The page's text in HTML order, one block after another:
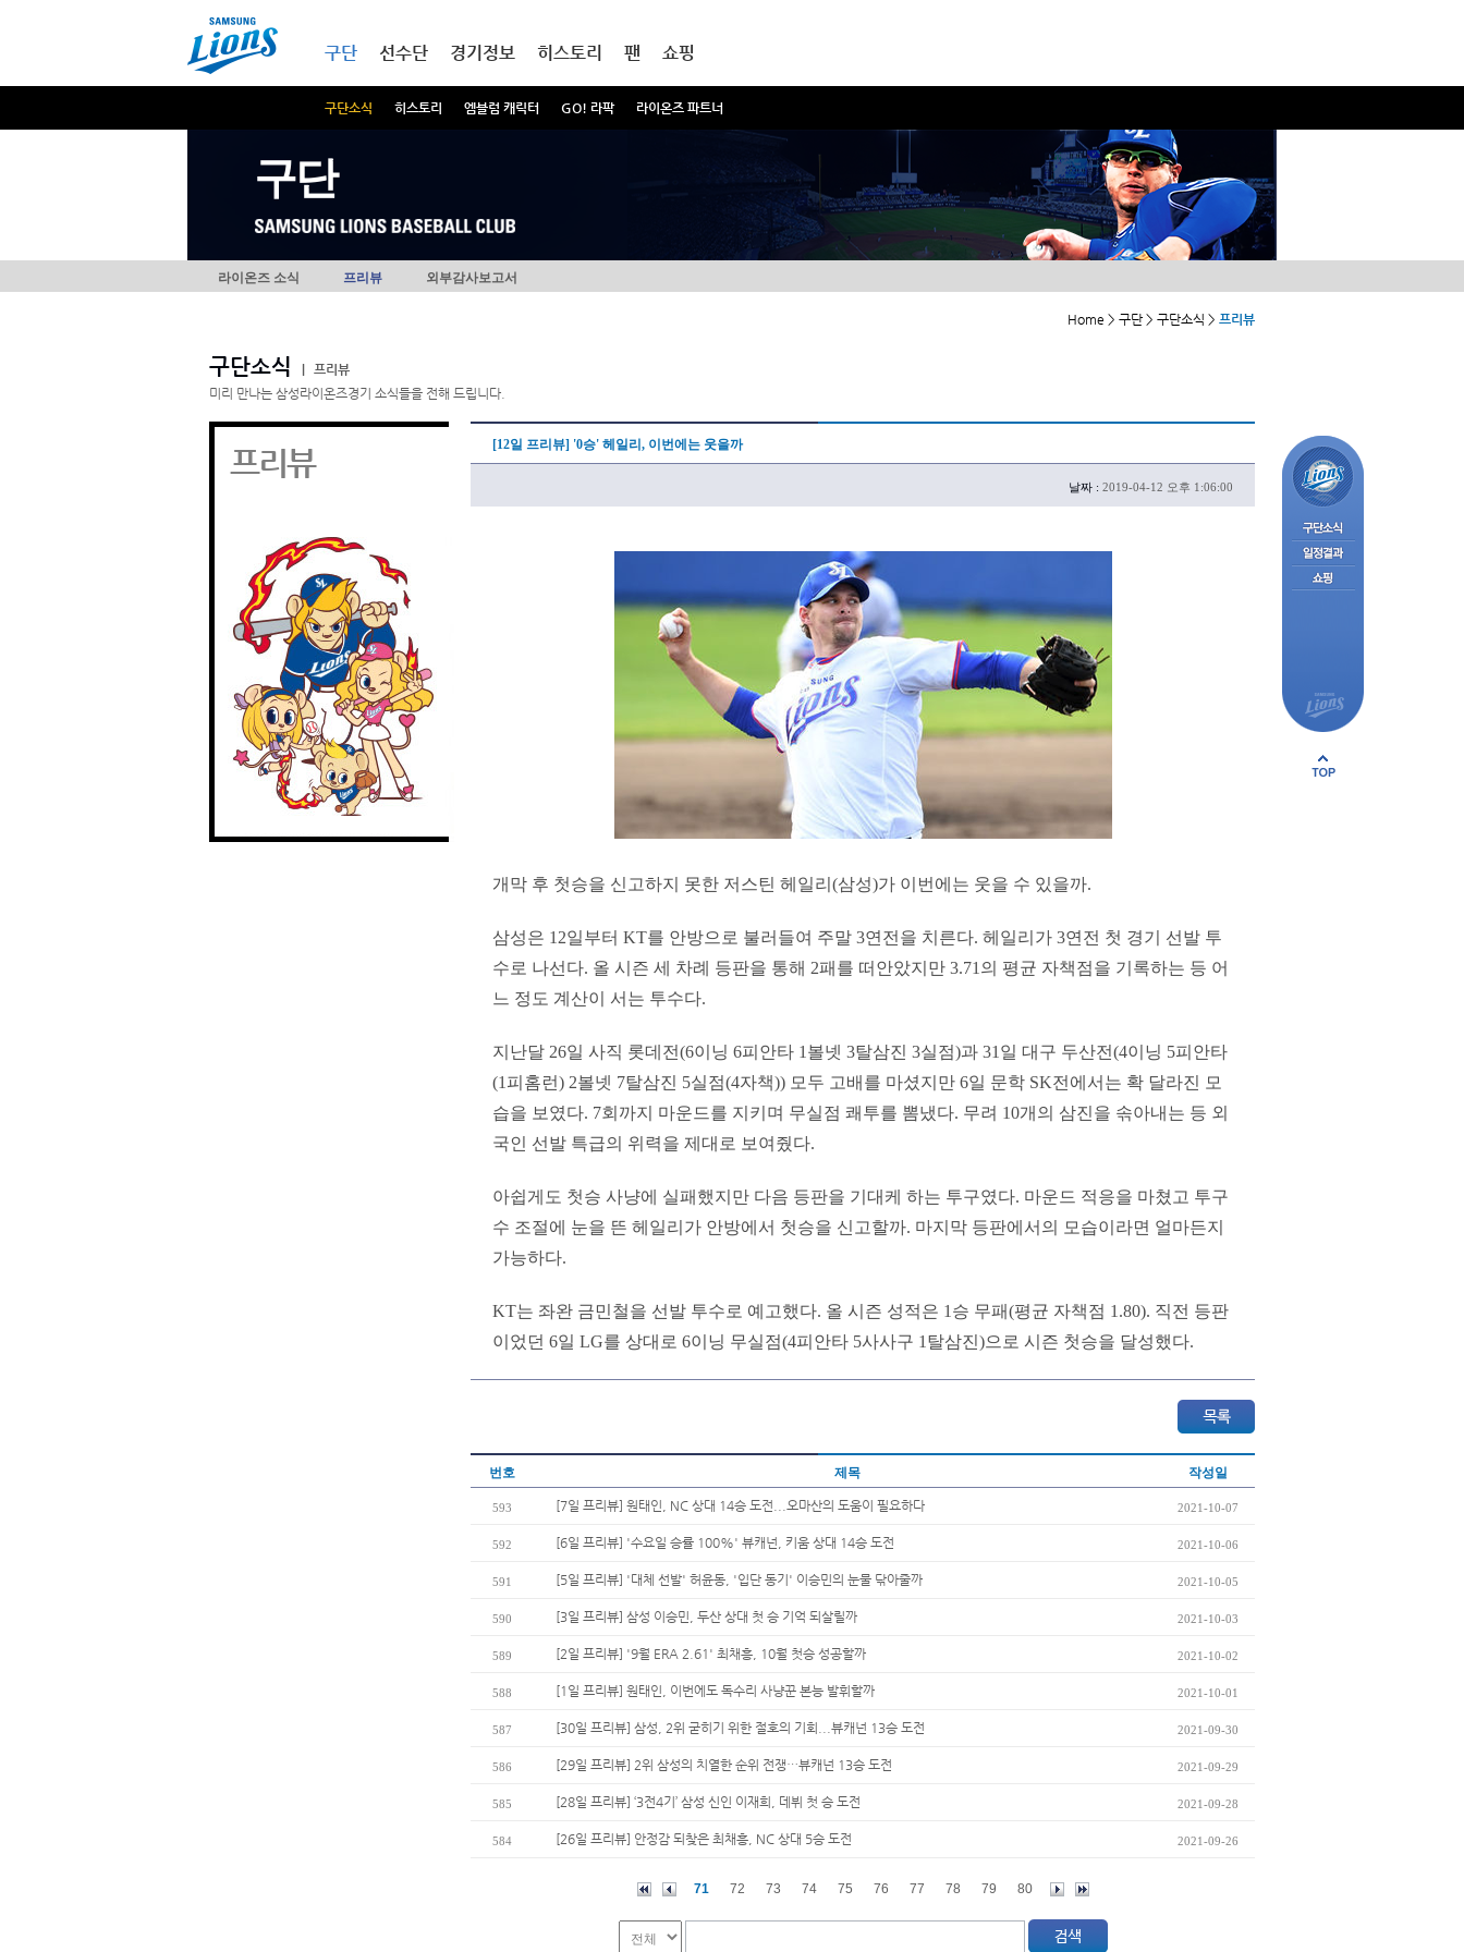
구단
구단소식 히스토리 엠블럼 캐릭터 GO! 라팍 라이온즈 파트너
선수단 경기정보 히스토리 팬 쇼핑
구단
라이온즈 소식 프리뷰 외부감사보고서
Home > 구단 > 구단소식 > 프리뷰
구단소식
프리뷰
미리 만나는 삼성라이온즈경기 소식들을 전해 드립니다.
프리뷰 [12일 프리뷰] '0승' 헤일리, 이번에는 웃을까
날짜 : 2019-04-12 오후 1:06:00
개막 후 첫승을 신고하지 못한 저스틴 헤일리(삼성)가 이번에는 웃을 수 있을까.
삼성은 12일부터 KT를 안방으로 불러들여 주말 3연전을 치른다. 헤일리가 3연전 첫 경기 선발 투
수로 나선다. 올 시즌 세 차례 등판을 통해 2패를 떠안았지만 3.71의 평균 자책점을 기록하는 등 어
느 정도 계산이 서는 투수다.
지난달 26일 사직 롯데전(6이닝 6피안타 1볼넷 3탈삼진 3실점)과 31일 대구 두산전(4이닝 5피안타
(1피홈런) 2볼넷 7탈삼진 5실점(4자책)) 모두 고배를 마셨지만 6일 문학 SK전에서는 확 달라진 모
습을 보였다. 7회까지 마운드를 지키며 무실점 쾌투를 뽐냈다. 무려 10개의 삼진을 솎아내는 등 외
국인 선발 특급의 위력을 제대로 보여줬다.
아쉽게도 첫승 사냥에 실패했지만 다음 등판을 기대케 하는 투구였다. 마운드 적응을 마쳤고 투구
수 조절에 눈을 뜬 헤일리가 안방에서 첫승을 신고할까. 마지막 등판에서의 모습이라면 얼마든지
가능하다.
KT는 좌완 금민철을 선발 투수로 예고했다. 올 시즌 성적은 1승 무패(평균 자책점 1.80). 직전 등판
이었던 6일 LG를 상대로 6이닝 무실점(4피안타 5사사구 1탈삼진)으로 시즌 첫승을 달성했다.
번호 제목 작성일
593 [7일 프리뷰] 원태인, NC 상대 14승 도전...오마산의 도움이 필요하다 2021-10-07
592 [6일 프리뷰] '수요일 승률 100%' 뷰캐넌, 키움 상대 14승 도전 2021-10-06
591 [5일 프리뷰] '대체 선발' 허윤동, '입단 동기' 이승민의 눈물 닦아줄까 2021-10-05
590 [3일 프리뷰] 삼성 이승민, 두산 상대 첫 승 기억 되살릴까 2021-10-03
589 [2일 프리뷰] '9월 ERA 2.61' 최채흥, 10월 첫승 성공할까 2021-10-02
588 [1일 프리뷰] 원태인, 이번에도 독수리 사냥꾼 본능 발휘할까 2021-10-01
587 [30일 프리뷰] 삼성, 2위 굳히기 위한 절호의 기회...뷰캐넌 13승 도전 2021-09-30
586 [29일 프리뷰] 2위 삼성의 치열한 순위 전쟁…뷰캐넌 13승 도전 2021-09-29
585 [28일 프리뷰] ‘3전4기’ 삼성 신인 이재희, 데뷔 첫 승 도전 2021-09-28
584 [26일 프리뷰] 안정감 되찾은 최채흥, NC 상대 5승 도전 2021-09-26
71 72 73 74 75 76 77 78 79 80